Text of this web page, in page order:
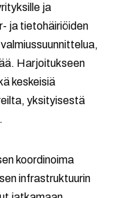
ja
ja tietohäiriöiden
Harjoitukseen
keskeisiä
yksityisestä
koordinoima
infrastruktuurin